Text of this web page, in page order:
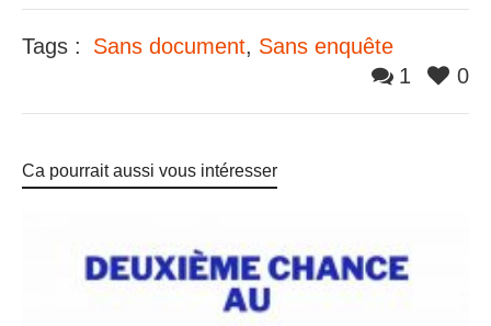
Tags : Sans document, Sans enquête
0
1
Ca pourrait aussi vous intéresser